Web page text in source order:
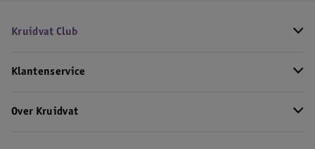
Kruidvat Club
Klantenservice
Over Kruidvat